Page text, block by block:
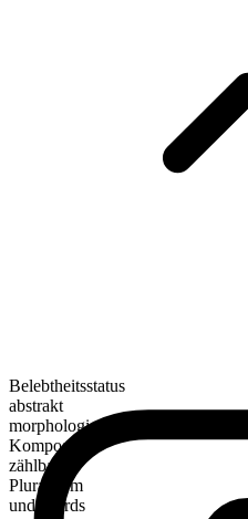
Belebtheitsstatus
abstrakt
morphologische Zusammensetzung
Kompositum
zählbar
Pluralform
undercards